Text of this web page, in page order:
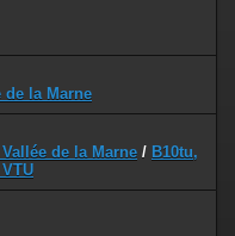
de la Marne
de la Marne / B10tu,